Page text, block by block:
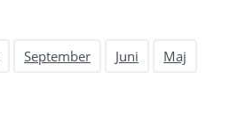
September Juni Maj